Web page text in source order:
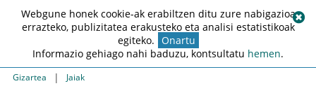
Gizartea | Jaiak
Webgune honek cookie-ak erabiltzen ditu zure nabigazioa
errazteko, publizitatea erakusteko eta analisi estatistikoak
egiteko. Onartu
Informazio gehiago nahi baduzu, kontsultatu hemen.